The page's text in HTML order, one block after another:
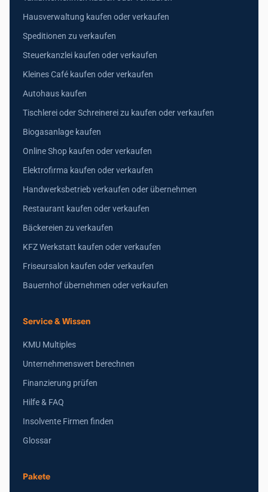
Hausverwaltung kaufen oder verkaufen
Speditionen zu verkaufen
Steuerkanzlei kaufen oder verkaufen
Kleines Café kaufen oder verkaufen
Autohaus kaufen
Tischlerei oder Schreinerei zu kaufen oder verkaufen
Biogasanlage kaufen
Online Shop kaufen oder verkaufen
Elektrofirma kaufen oder verkaufen
Handwerksbetrieb verkaufen oder übernehmen
Restaurant kaufen oder verkaufen
Bäckereien zu verkaufen
KFZ Werkstatt kaufen oder verkaufen
Friseursalon kaufen oder verkaufen
Bauernhof übernehmen oder verkaufen
Service & Wissen
KMU Multiples
Unternehmenswert berechnen
Finanzierung prüfen
Hilfe & FAQ
Insolvente Firmen finden
Glossar
Pakete